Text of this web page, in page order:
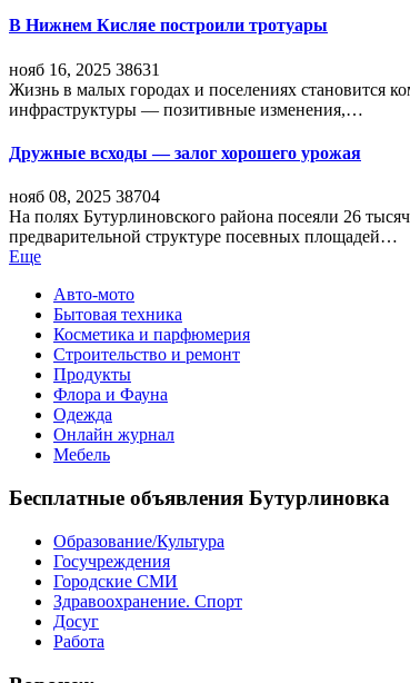
В Нижнем Кисляе построили тротуары
нояб 16, 2025 38631
Жизнь в малых городах и поселениях становится
инфраструктуры — позитивные изменения,…
Дружные всходы — залог хорошего урожая
нояб 08, 2025 38704
На полях Бутурлиновского района посеяли 26
предварительной структуре посевных площадей…
Еще
Авто-мото
Бытовая техника
Косметика и парфюмерия
Строительство и ремонт
Продукты
Флора и Фауна
Одежда
Онлайн журнал
Мебель
Бесплатные объявления Бутурлиновка
Образование/Культура
Госучреждения
Городские СМИ
Здравоохранение. Спорт
Досуг
Работа